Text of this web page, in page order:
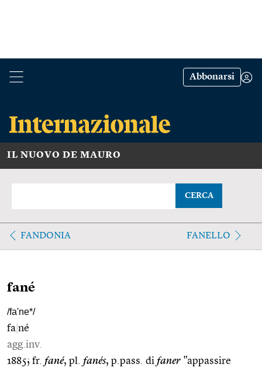
Abbonarsi
IL NUOVO DE MAURO
CERCA
FANDONIA FANELLO
fané
/fa'ne*/
fa né
agg.inv.
1885; fr. fané, pl. fanés, p.pass. di faner "appassire